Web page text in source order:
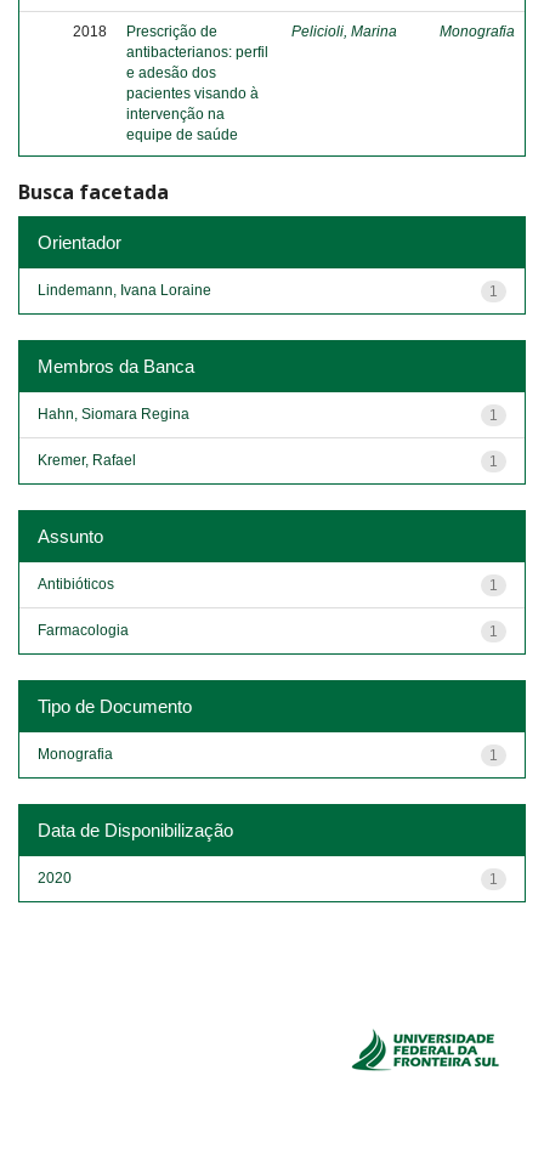
2018
Prescrição de
antibacterianos: perfil
e adesão dos
pacientes visando à
intervenção na
equipe de saúde
Pelicioli, Marina Monografia
Busca facetada
Orientador
1
Lindemann, Ivana Loraine
Membros da Banca
1
Hahn, Siomara Regina
1
Kremer, Rafael
Assunto
1
Antibióticos
1
Farmacologia
Tipo de Documento
1
Monografia
Data de Disponibilização
1
2020